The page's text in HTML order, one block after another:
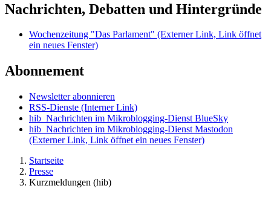
Nachrichten, Debatten und Hintergründe
Wochenzeitung "Das Parlament" (Externer Link, Link öffnet
ein neues Fenster)
Abonnement
Newsletter abonnieren
RSS-Dienste (Interner Link)
hib_Nachrichten im Mikroblogging-Dienst BlueSky
hib_Nachrichten im Mikroblogging-Dienst Mastodon
(Externer Link, Link öffnet ein neues Fenster)
Startseite
Presse
Kurzmeldungen (hib)